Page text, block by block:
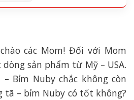
các Mom! Đối với Mom
sản phẩm từ Mỹ – USA.
Bỉm Nuby chắc không còn
tã – bỉm Nuby có tốt không?